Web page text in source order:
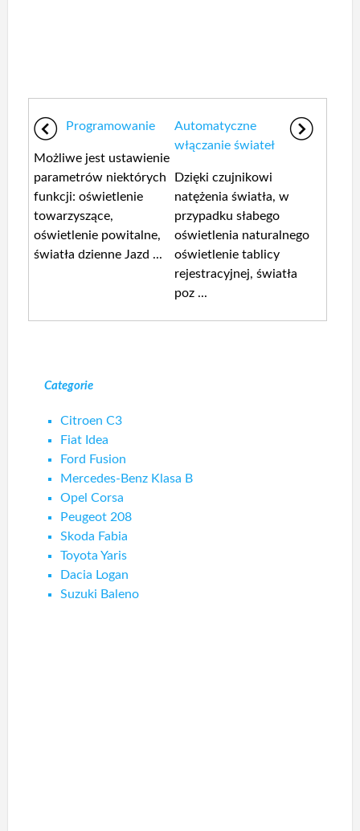
Programowanie
Możliwe jest ustawienie
parametrów niektórych
funkcji: oświetlenie
towarzyszące,
oświetlenie powitalne,
światła dzienne Jazd ...
Automatyczne
włączanie świateł
Dzięki czujnikowi
natężenia światła, w
przypadku słabego
oświetlenia naturalnego
oświetlenie tablicy
rejestracyjnej, światła
poz ...
Categorie
Citroen C3
Fiat Idea
Ford Fusion
Mercedes-Benz Klasa B
Opel Corsa
Peugeot 208
Skoda Fabia
Toyota Yaris
Dacia Logan
Suzuki Baleno